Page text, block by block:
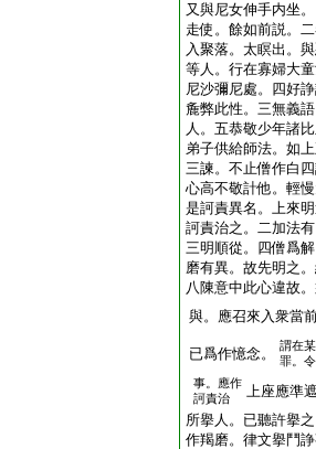
又與尼女伸手内坐
走使。餘如前説。
入聚落。太瞑出。
等人。行在寡婦大
尼沙彌尼處。四好
麁弊此性。三無義
人。五恭敬少年諸
弟子供給師法。如
三諫。不止僧作白
心高不敬計他。輕
是訶責異名。上來
訶責治之。二加法
三明順從。四僧爲
磨有異。故先明之
八陳意中此心違故
與。應召來入衆當
已爲作憶念。
謂在
罪。
事。應作
訶責治
上座應準
所擧人。已聽許擧
作羯磨。律文擧鬥